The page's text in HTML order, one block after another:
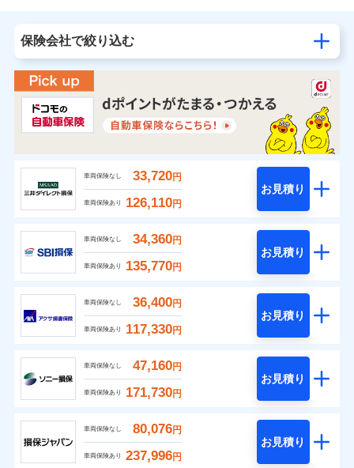
保険会社で絞り込む
車両保険なし 33,720円
車両保険あり 126,110円
お見積り
車両保険なし 34,360円
車両保険あり 135,770円
お見積り
車両保険なし 36,400円
車両保険あり 117,330円
お見積り
車両保険なし 47,160円
車両保険あり 171,730円
お見積り
車両保険なし 80,076円
車両保険あり 237,996円
お見積り